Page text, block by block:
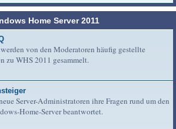
Home Server 2011
von den Moderatoren häufig gestellte
zu WHS 2011 gesammelt.
Server-Administratoren ihre Fragen rund um den
Home-Server beantwortet.